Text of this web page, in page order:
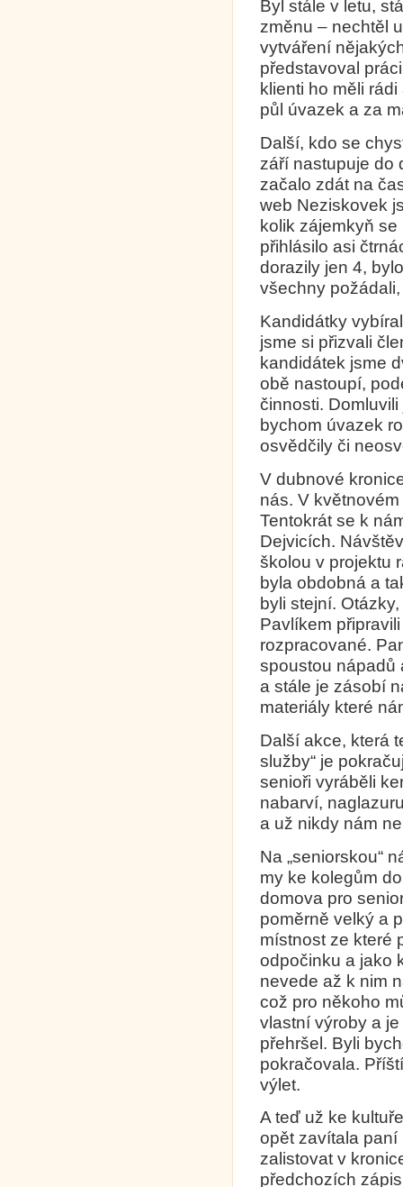
Byl stále v letu,
změnu – nechtěl
vytváření
představoval
klienti ho měli
půl úvazek a za
Další, kdo se
září nastupuje do
začalo zdát na
web Neziskovek
kolik zájemkyň
přihlásilo asi
dorazily jen 4,
všechny
Kandidátky
jsme si přizvali
kandidátek jsme
obě nastoupí,
činnosti.
bychom úvazek
osvědčily či
V dubnové
nás. V
Tentokrát se k
Dejvicích.
školou v projektu
byla obdobná a
byli stejní.
Pavlíkem
rozpracované.
spoustou nápadů
a stále je zásobí
materiály které
Další akce, která
služby“ je
senioři vyráběli
nabarví,
a už nikdy nám
Na „seniorskou“
my ke kolegům
domova pro
poměrně velký a
místnost ze které
odpočinku a jako
nevede až k nim
což pro někoho
vlastní výroby a
přehršel. Byli
pokračovala.
výlet.
A teď už ke
opět zavítala paní
zalistovat v
předchozích